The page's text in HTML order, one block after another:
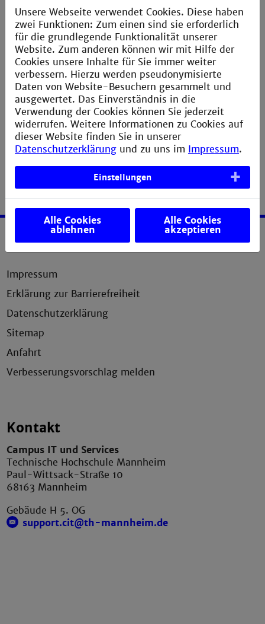
Servernamen der Hochschule ein “stud.th-
mannheim.de”.Klicken Sie anschließend auf
„Anmelden“.
Nun wurde Ihre E-Mail-Adresse erfolgreich
hinzugefügt.
Service
Impressum
Erklärung zur Barrierefreiheit
Datenschutzerklärung
Sitemap
Anfahrt
Verbesserungsvorschlag melden
Kontakt
Campus IT und Services
Technische Hochschule Mannheim
Paul-Wittsack-Straße 10
68163 Mannheim
Gebäude H 5. OG
support.cit@th-mannheim.de
Unsere Webseite verwendet Cookies. Diese haben
zwei Funktionen: Zum einen sind sie erforderlich
für die grundlegende Funktionalität unserer
Website. Zum anderen können wir mit Hilfe der
Cookies unsere Inhalte für Sie immer weiter
verbessern. Hierzu werden pseudonymisierte
Daten von Website-Besuchern gesammelt und
ausgewertet. Das Einverständnis in die
Verwendung der Cookies können Sie jederzeit
widerrufen. Weitere Informationen zu Cookies auf
dieser Website finden Sie in unserer
Datenschutzerklärung und zu uns im Impressum.
Einstellungen
Alle Cookies
ablehnen
Alle Cookies
akzeptieren